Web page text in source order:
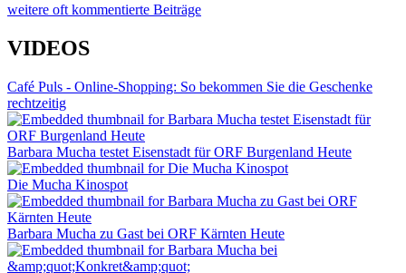
weitere oft kommentierte Beiträge
VIDEOS
Café Puls - Online-Shopping: So bekommen Sie die Geschenke
rechtzeitig
Barbara Mucha testet Eisenstadt für ORF Burgenland Heute
Die Mucha Kinospot
Barbara Mucha zu Gast bei ORF Kärnten Heute